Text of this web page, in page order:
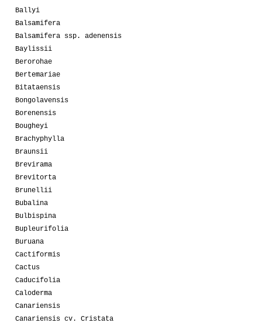
Ballyi
Balsamifera
Balsamifera ssp. adenensis
Baylissii
Berorohae
Bertemariae
Bitataensis
Bongolavensis
Borenensis
Bougheyi
Brachyphylla
Braunsii
Brevirama
Brevitorta
Brunellii
Bubalina
Bulbispina
Bupleurifolia
Buruana
Cactiformis
Cactus
Caducifolia
Caloderma
Canariensis
Canariensis cv. Cristata